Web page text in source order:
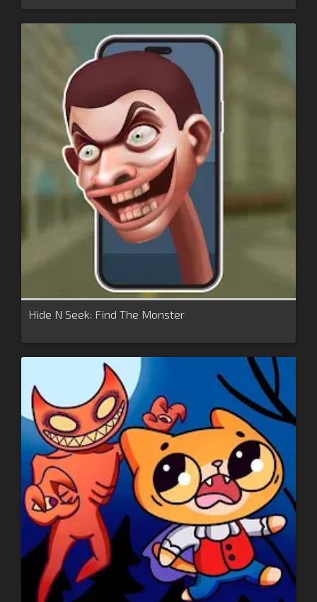
Hide N Seek: Find The Monster